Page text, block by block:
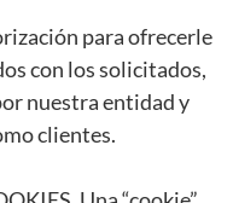
para ofrecerle
con los solicitados,
nuestra entidad y
clientes.